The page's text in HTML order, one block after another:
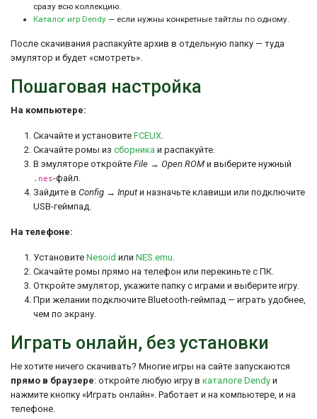
сразу всю коллекцию.
Каталог игр Dendy — если нужны конкретные тайтлы по одному.
После скачивания распакуйте архив в отдельную папку — туда
эмулятор и будет «смотреть».
Пошаговая настройка
На компьютере:
Скачайте и установите FCEUX.
Скачайте ромы из сборника и распакуйте.
В эмуляторе откройте File → Open ROM и выберите нужный
.nes-файл.
Зайдите в Config → Inputи назначьте клавиши или подключите
USB-геймпад.
На телефоне:
Установите Nesoid или NES.emu.
Скачайте ромы прямо на телефон или перекиньте с ПК.
Откройте эмулятор, укажите папку с играми и выберите игру.
При желании подключите Bluetooth-геймпад — играть удобнее,
чем по экрану.
Играть онлайн, без установки
Не хотите ничего скачивать? Многие игры на сайте запускаются
прямо в браузере: откройте любую игру в каталоге Dendy и
нажмите кнопку «Играть онлайн». Работает и на компьютере, и на
телефоне.